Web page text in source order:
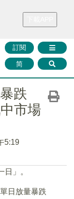
財華證券 媒體矩陣
訂閱
简
跌
市場
5:19
」。
日放量暴跌